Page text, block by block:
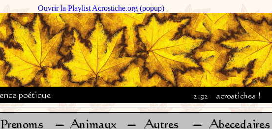
Ouvrir la Playlist Acrostiche.org (popup)